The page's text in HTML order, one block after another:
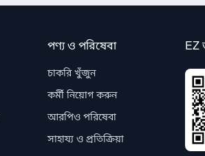
পণ্য ও পরিষেবা
চাকরি খুঁজুন
কর্মী নিয়োগ করুন
আরপিও পরিষেবা
সাহায্য ও প্রতিক্রিয়া
EZ